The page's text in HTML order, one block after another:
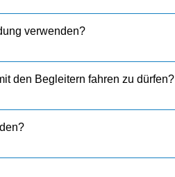
verwenden?
den Begleitern fahren zu dürfen?